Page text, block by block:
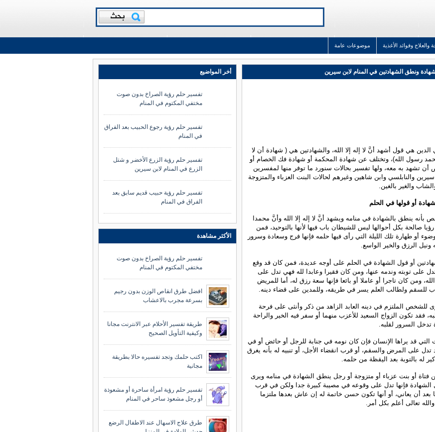
والعلاج وفوائد الأغذية موضوعات عامة
ونطق الشهادتين في المنام لابن سيرين
هي قول أشهد أنَّ لا إله إلا الله، والشهادتين هي ( شهادة أن لا
محمد رسول الله)، وتختلف عن شهادة المحكمة أو شهادة فك الخصام أو
تشهد به معه، ولها تفسير بحالات سنورد ما توفر منها لمفسرين
والنابلسي وابن شاهين وغيرهم لحالات البنت العزباء والمتزوجة
والغير بالغين.
أو قولها في الحلم
بأنه ينطق بالشهادة في منامه ويشهد أنَّ لا إله إلا الله وأنَّ محمدا
رؤيا صالحة بكل أحوالها ليس للشيطان باب فيها لأنها بالتوحيد، فمن
أو طهارة تلك الليلة التي رأى فيها حلمه فإنها فرج وسعادة وسرور
الرزق والخير الواسع.
أو قول الشهادة في الحلم على أوجه عديدة، فمن كان قد وقع
على توبته وندمه عنها، ومن كان فقيرا وعابدا لله فهي تدل على
ومن كان تاجرا أو عاملا أو بائعا فإنها سعة رزق له، أما للمريض
للسقم ولطالب العلم يسر في طريقه، وللمدين على قضاء دينه.
للشخص الملتزم في دينه العابد الزاهد من ذكر وأنثى على فرحة
فقد تكون الزواج السعيد للأعزب منهما أو سفر فيه الخير والراحة
السرور لقلبه.
التي قد يراها الإنسان فإن كان نومه في جنابة للرجل أو حائض أو في
على المرض والسقم، أو قرب انقضاء الأجل، أو تنبيه له بأنه يغرق
له بالتوبة بعد اليقظة من حلمه.
أو بنت عزباء أو متزوجة أو رجل ينطق الشهادة في منامه ويرى
الشهادة فإنها تدل على وقوعه في مصيبة كبيرة جدا ولكن في قرب
بعد أن يعاني، أو أنها تكون حسن خاتمة له إن عاش بعدها ملتزما
والله تعالى أعلم بكل أمر.
أخر المواضيع
تفسير حلم رؤية الصراخ بدون صوت
مختفي المكتوم في المنام
تفسير حلم رؤية رجوع الحبيب بعد الفراق
في المنام
تفسير حلم رؤية الزرع الأخضر و شتل
الزرع في المنام لابن سيرين
تفسير حلم رؤية حبيب قديم سابق بعد
الفراق في المنام
الأكثر مشاهدة
تفسير حلم رؤية الصراخ بدون صوت
مختفي المكتوم في المنام
افضل طرق انقاص الوزن بدون رجيم
بسرعة مجرب بالاعشاب
طريقة تفسير الأحلام عبر الانترنت مجانا
وكيفية التأويل الصحيح
اكتب حلمك وتجد تفسيره حالا بطريقة
مجانية
تفسير حلم رؤية امرأة ساحرة أو مشعوذة
أو رجل مشعوذ ساحر في المنام
طرق علاج الاسهال عند الاطفال الرضع